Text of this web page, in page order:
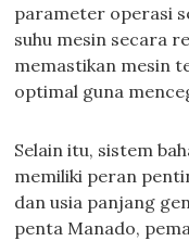
parameter operasi
suhu mesin secara
memastikan mesin
optimal guna
Selain itu, sistem
memiliki peran
dan usia panjang
penta Manado,